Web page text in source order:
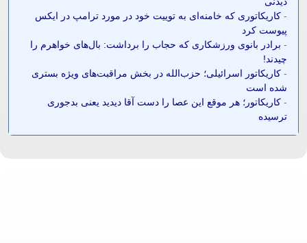
- کاریکاتوری که خامنه‌ای به توییت خود در مورد ترامپ در ایکس
پیوست کرد
- برادر بانوی ورزشکاری که حجاب را برداشت: بال‌های خواهرم را
چیدند!
- کاریکاتور اسرائیلی؛ حزب‌الله در بخش مراقبت‌های ویژه بستری
شده است
- کاریکاتور؛ هر موقع این عصا را دست آقا دیدید یعنی بدجوری
ترسیده